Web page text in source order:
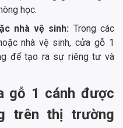
học.
nhà vệ sinh: Trong các
nhà vệ sinh, cửa gỗ 1
để tạo ra sự riêng tư và
gỗ 1 cánh được
trên thị trường